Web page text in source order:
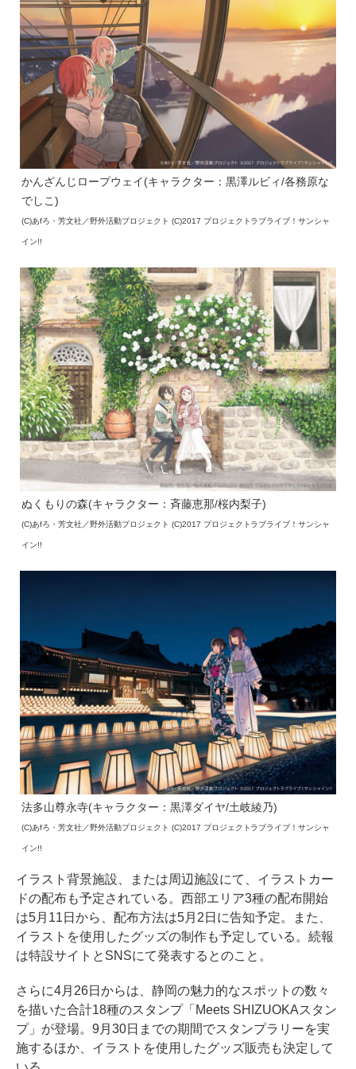
かんざんじロープウェイ(キャラクター：黒澤ルビィ/各務原な
でしこ)
(C)あfろ・芳文社／野外活動プロジェクト (C)2017 プロジェクトラブライブ！サンシャ
イン!!
ぬくもりの森(キャラクター：斉藤恵那/桜内梨子)
(C)あfろ・芳文社／野外活動プロジェクト (C)2017 プロジェクトラブライブ！サンシャ
イン!!
法多山尊永寺(キャラクター：黒澤ダイヤ/土岐綾乃)
(C)あfろ・芳文社／野外活動プロジェクト (C)2017 プロジェクトラブライブ！サンシャ
イン!!
イラスト背景施設、または周辺施設にて、イラストカー
ドの配布も予定されている。西部エリア3種の配布開始
は5月11日から、配布方法は5月2日に告知予定。また、
イラストを使用したグッズの制作も予定している。続報
は特設サイトとSNSにて発表するとのこと。
さらに4月26日からは、静岡の魅力的なスポットの数々
を描いた合計18種のスタンプ「Meets SHIZUOKAスタン
プ」が登場。9月30日までの期間でスタンプラリーを実
施するほか、イラストを使用したグッズ販売も決定して